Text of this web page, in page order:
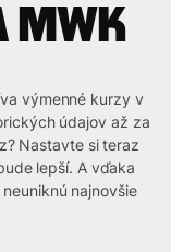
výmenné kurzy v
údajov až za
Nastavte si teraz
lepší. A vďaka
najnovšie